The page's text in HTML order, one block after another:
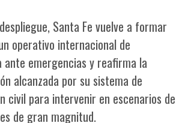
Santa Fe vuelve a formar
operativo internacional de
ante emergencias y reafirma la
alcanzada por su sistema de
civil para intervenir en escenarios de
de gran magnitud.